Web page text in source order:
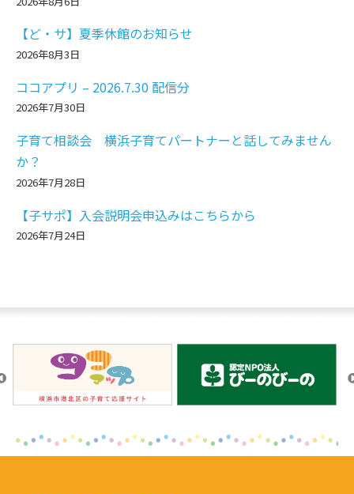
【ど・サ】夏季休館のお知らせ
2026年8月3日
ココアプリ – 2026.7.30 配信分
2026年7月30日
子育て相談会 横浜子育てパートナーと話してみません
か？
2026年7月28日
【子サポ】入会説明会申込みはこちらから
2026年7月24日